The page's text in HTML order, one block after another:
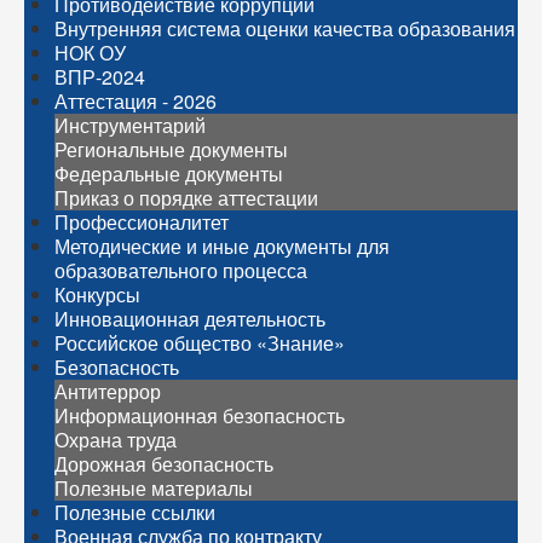
Внутренняя система оценки качества образования
НОК ОУ
ВПР-2024
Аттестация - 2026
Инструментарий
Региональные документы
Федеральные документы
Приказ о порядке аттестации
Профессионалитет
Методические и иные документы для
образовательного процесса
Конкурсы
Инновационная деятельность
Российское общество «Знание»
Безопасность
Антитеррор
Информационная безопасность
Охрана труда
Дорожная безопасность
Полезные материалы
Полезные ссылки
Военная служба по контракту